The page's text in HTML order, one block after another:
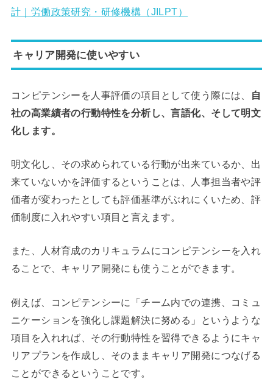
計｜労働政策研究・研修機構（JILPT）
キャリア開発に使いやすい
コンピテンシーを人事評価の項目として使う際には、
自
社の高業績者の行動特性を分析し、言語化、そして明文
化します。
明文化し、その求められている行動が出来ているか、出
来ていないかを評価するということは、人事担当者や評
価者が変わったとしても評価基準がぶれにくいため、評
価制度に入れやすい項目と言えます。
また、人材育成のカリキュラムにコンピテンシーを入れ
ることで、キャリア開発にも使うことができます。
例えば、コンピテンシーに「チーム内での連携、コミュ
ニケーションを強化し課題解決に努める」というような
項目を入れれば、その行動特性を習得できるようにキャ
リアプランを作成し、そのままキャリア開発につなげる
ことができるということです。